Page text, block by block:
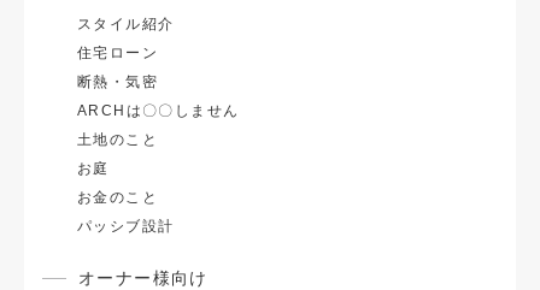
スタイル紹介
住宅ローン
断熱・気密
ARCHは〇〇しません
土地のこと
お庭
お金のこと
パッシブ設計
オーナー様向け